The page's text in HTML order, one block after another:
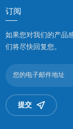
订阅
如果您对我们的产品
们将尽快回复您。
提交